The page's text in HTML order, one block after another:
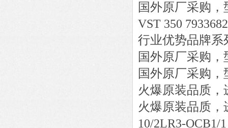
国外原厂采购
VST 350
行业优势品牌系
国外原厂采购
国外原厂采购
火爆原装品质，
火爆原装品质，
10/2LR3-OCB1/1